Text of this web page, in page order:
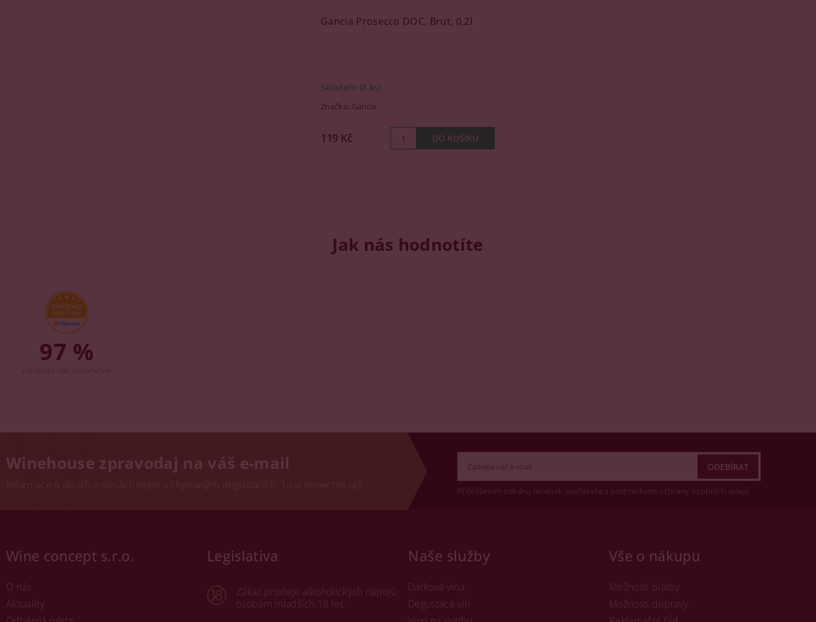
Gancia Prosecco DOC, Brut, 0,2l
Skladem (8 ks)
Značka: Gancia
119 Kč
Jak nás hodnotíte
97 %
Winehouse zpravodaj na váš e-mail
Informace o akcích a slevách nebo o chystaných degustacích. To si nenechte ujít. Přihlášením odběru novinek souhlasíte s podmínkami ochrany osobních údajů
Wine concept s.r.o.
O nás
Aktuality
Legislativa
Zákaz prodeje alkoholických nápojů
osobám mladších 18 let.
Naše služby
Dárková vína
Degustace vín
Vše o nákupu
Možnosti platby
Možnosti dopravy